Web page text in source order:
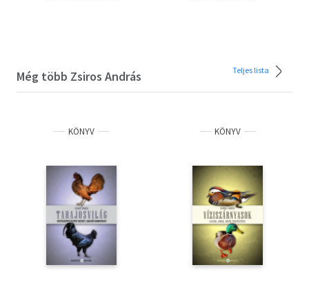
Még több Zsiros András Teljes lista
KÖNYV KÖNYV